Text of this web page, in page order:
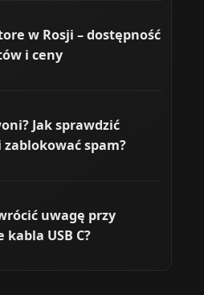
w Rosji – dostępność
i ceny
Jak sprawdzić
spam?
uwagę przy
kabla USB C?